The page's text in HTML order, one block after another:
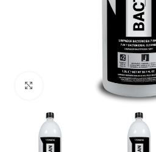
Clique para ampliar